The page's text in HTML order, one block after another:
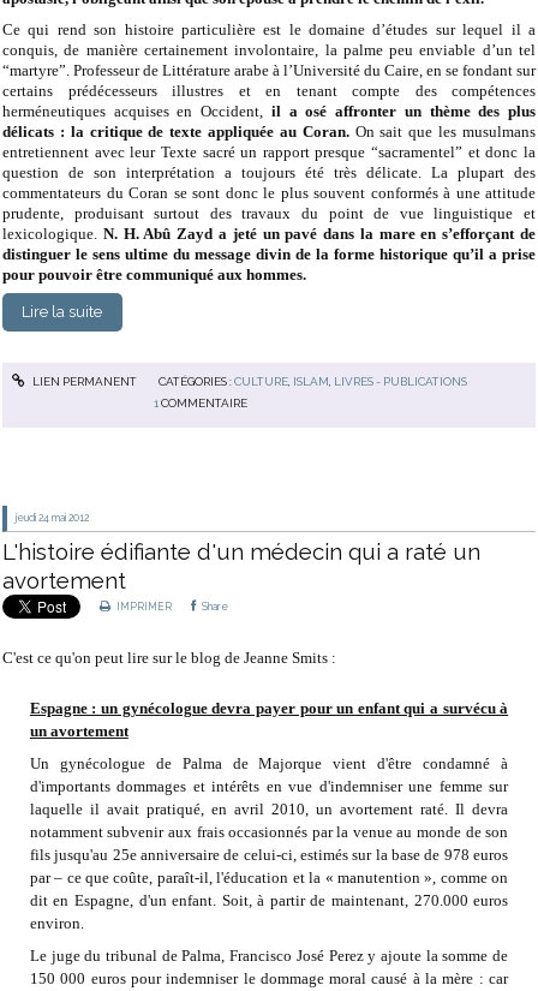
Ce qui rend son histoire particulière est le domaine d’études sur lequel il a
conquis, de manière certainement involontaire, la palme peu enviable d’un tel
“martyre”. Professeur de Littérature arabe à l’Université du Caire, en se fondant sur
certains prédécesseurs illustres et en tenant compte des compétences
herméneutiques acquises en Occident,
il a osé affronter un thème des plus
délicats : la critique de texte appliquée au Coran.On sait que les musulmans
entretiennent avec leur Texte sacré un rapport presque “sacramentel” et donc la
question de son interprétation a toujours été très délicate. La plupart des
commentateurs du Coran se sont donc le plus souvent conformés à une attitude
prudente, produisant surtout des travaux du point de vue linguistique et
lexicologique. N. H. Abû Zayd a jeté un pavé dans la mare en s’efforçant de
distinguer le sens ultime du message divin de la forme historique qu’il a prise
pour pouvoir être communiqué aux hommes.
Lire la suite
LIEN PERMANENT CATÉGORIES :CULTURE, ISLAM LIVRES - PUBLICATIONS
1 COMMENTAIRE
jeudi 24 mai 2012
L'histoire édifiante d'un médecin qui a raté un
avortement
IMPRIMER Share
C'est ce qu'on peut lire sur le blog de Jeanne Smits :
Espagne : un gynécologue devra payer pour un enfant qui a survécu à
un avortement
Un gynécologue de Palma de Majorque vient d'être condamné à
d'importants dommages et intérêts en vue d'indemniser une femme sur
laquelle il avait pratiqué, en avril 2010, un avortement raté. Il devra
notamment subvenir aux frais occasionnés par la venue au monde de son
fils jusqu'au 25e anniversaire de celui-ci, estimés sur la base de 978 euros
par – ce que coûte, paraît-il, l'éducation et la « manutention », comme on
dit en Espagne, d'un enfant. Soit, à partir de maintenant, 270.000 euros
environ.
Le juge du tribunal de Palma, Francisco José Perez y ajoute la somme de
150 000 euros pour indemniser le dommage moral causé à la mère : car